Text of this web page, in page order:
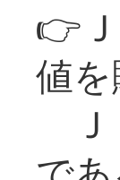
👉
値
Ｊ